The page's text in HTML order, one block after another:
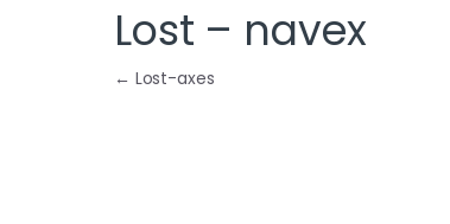
Lost – navex
Navigation de l’article
← Lost-axes